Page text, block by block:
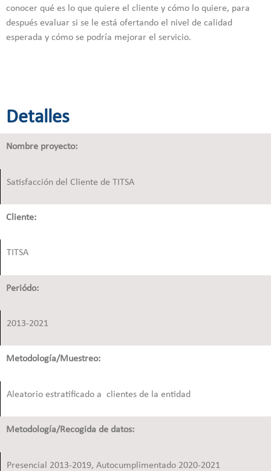
conocer qué es lo que quiere el cliente y cómo lo quiere, para
después evaluar si se le está ofertando el nivel de calidad
esperada y cómo se podría mejorar el servicio.
Detalles
Nombre proyecto:
Satisfacción del Cliente de TITSA
Cliente:
TITSA
Periódo:
2013-2021
Metodología/Muestreo:
Aleatorio estratificado a clientes de la entidad
Metodología/Recogida de datos:
Presencial 2013-2019, Autocumplimentado 2020-2021